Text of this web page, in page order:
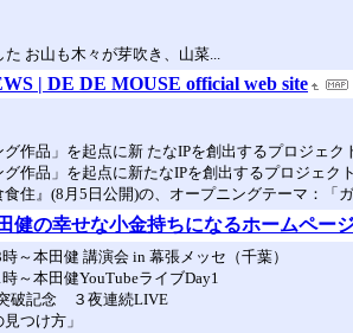
お山も木々が芽吹き、山菜...
| DE DE MOUSE official web site
グ作品」を起点に新 たなIPを創出するプロジェ
グ作品」を起点に新たなIPを創出するプロジェク
住』(8月5日公開)の、オープニングテーマ：「
健の幸せな小金持ちになるホームペー
～本田健 講演会 in 幕張メッセ（千葉）
～本田健YouTubeライブDay1
破記念 ３夜連続LIVE
つけ方」